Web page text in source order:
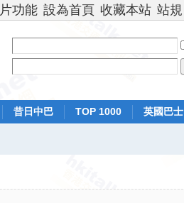
功能 設為首頁 收藏本站 站規
昔日中巴 TOP 1000
英國巴士